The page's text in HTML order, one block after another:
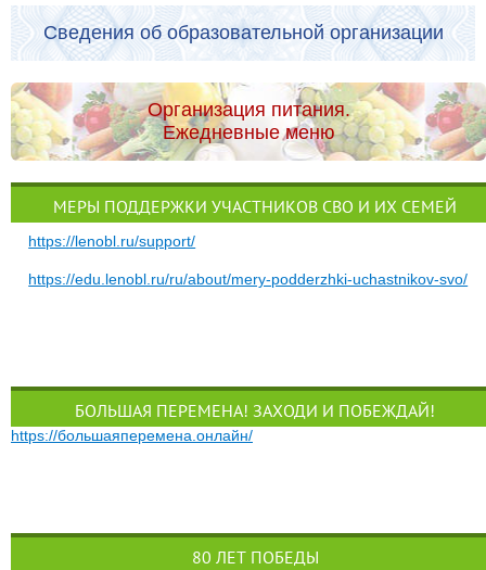
Сведения об образовательной организации
Организация питания.
Ежедневные меню
МЕРЫ ПОДДЕРЖКИ УЧАСТНИКОВ СВО И ИХ СЕМЕЙ
https://lenobl.ru/support/
https://edu.lenobl.ru/ru/about/mery-podderzhki-uchastnikov-svo/
БОЛЬШАЯ ПЕРЕМЕНА! ЗАХОДИ И ПОБЕЖДАЙ!
https://большаяперемена.онлайн/
80 ЛЕТ ПОБЕДЫ